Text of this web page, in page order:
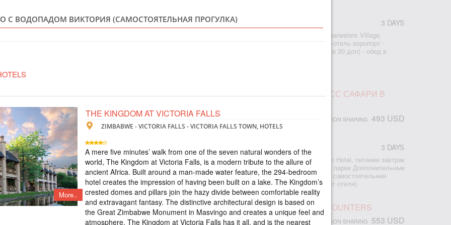
3 DAYS
Scheduled Tour
В стоимость входит: - 2 ночи проживание в отеле Shearwaters Village,
standard room, питание завтраки - трансфер аэропорт-отель-аэропорт -
экскурсия на водопад (входной билет оплата на месте 30 дол) - обед в
ТУР НА ВОДОПАД ВИКТОРИЯ И ЭКСПРЕСС САФАРИ В
PERSON SHARING 493 USD
3 DAYS
Scheduled Tour
В тур включено: - 2 ночи проживание в отеле Kingdom Hotel, питание завтрак
- трансфер аэропорт-отель-аэропорт - сафари в Чобе парке Дополнительные
опции: - ужин в ресторане Бома В туре предлагается самостоятельная
прогулка на водопад Виктория (15-20 минут пешком от отеля)
TOUR TO THE WATERFALL UNUSUAL ENCOUNTERS
PERSON SHARING 553 USD
С ВОДОПАДОМ ВИКТОРИЯ (САМОСТОЯТЕЛЬНАЯ ПРОГУЛКА)
More..
THE KINGDOM AT VICTORIA FALLS
ZIMBABWE - VICTORIA FALLS - VICTORIA FALLS TOWN, HOTELS
A mere five minutes’ walk from one of the seven natural wonders of the
world, The Kingdom at Victoria Falls, is a modern tribute to the allure of
ancient Africa. Built around a man-made water feature, the 294-bedroom
hotel creates the impression of having been built on a lake. The Kingdom’s
crested domes and pillars join the hazy divide between comfortable reality
and extravagant fantasy. The distinctive architectural design is based on
the Great Zimbabwe Monument in Masvingo and creates a unique feel and
atmosphere. The Kingdom at Victoria Falls has it all, and is the nearest